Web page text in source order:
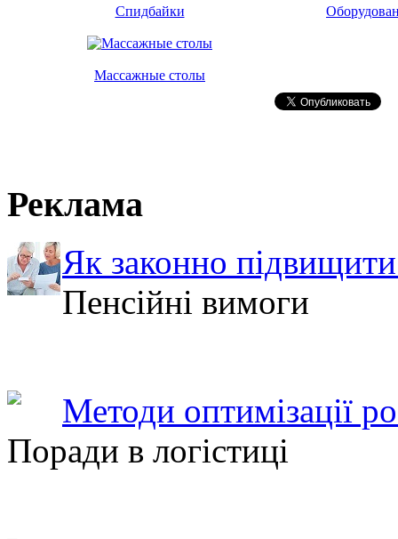
Спидбайки
Массажные столы
Реклама
Як законно підвищити
Пенсійні вимоги
Методи оптимізації
Поради в логістиці